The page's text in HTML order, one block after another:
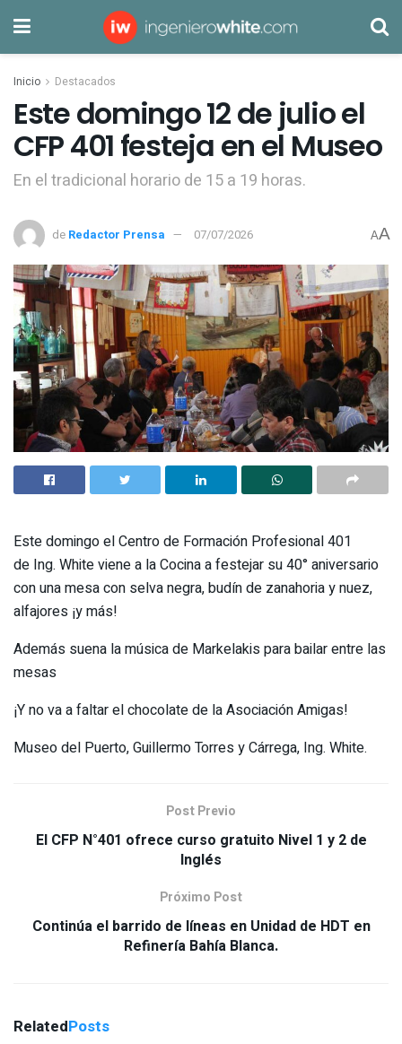
Inicio Destacados
Este domingo 12 de julio el
CFP 401 festeja en el Museo
En el tradicional horario de 15 a 19 horas.
de Redactor Prensa 07/07/2026 AA
Este domingo el Centro de Formación Profesional 401
de Ing. White viene a la Cocina a festejar su 40° aniversario
con una mesa con selva negra, budín de zanahoria y nuez,
alfajores ¡y más!
Además suena la música de Markelakis para bailar entre las
mesas
¡Y no va a faltar el chocolate de la Asociación Amigas!
Museo del Puerto, Guillermo Torres y Cárrega, Ing. White.
Post Previo
El CFP N°401 ofrece curso gratuito Nivel 1 y 2 de
Inglés
Próximo Post
Continúa el barrido de líneas en Unidad de HDT en
Refinería Bahía Blanca.
RelatedPosts